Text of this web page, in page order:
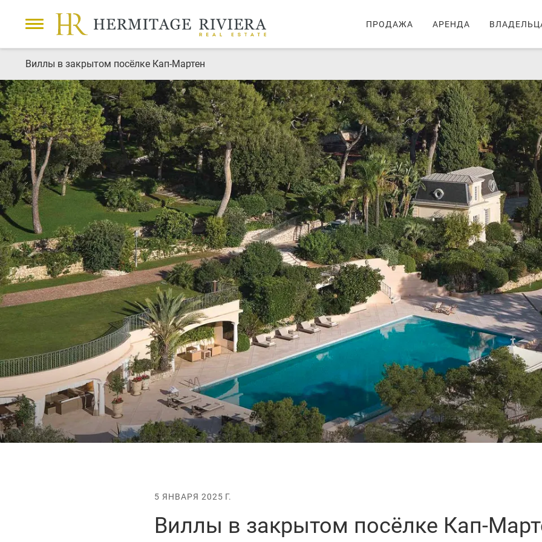
ПРОДАЖА АРЕНДА
Виллы в закрытом посёлке Кап-Мартен
5 ЯНВАРЯ 2025 Г.
Виллы в закрытом посёлке Кап-